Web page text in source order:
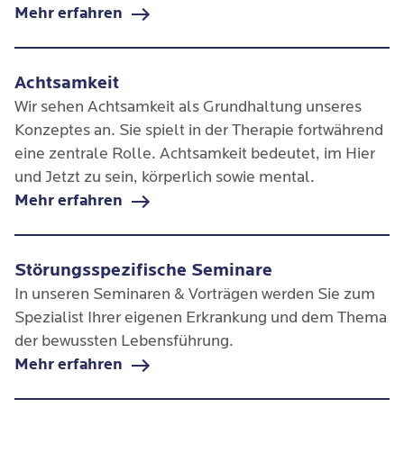
Stelle ansetzen und große Linderung verschaffen.
Mehr erfahren
Achtsamkeit
Wir sehen Achtsamkeit als Grundhaltung unseres
Konzeptes an. Sie spielt in der Therapie fortwährend
eine zentrale Rolle. Achtsamkeit bedeutet, im Hier
und Jetzt zu sein, körperlich sowie mental.
Mehr erfahren
Störungsspezifische Seminare
In unseren Seminaren & Vorträgen werden Sie zum
Spezialist Ihrer eigenen Erkrankung und dem Thema
der bewussten Lebensführung.
Mehr erfahren